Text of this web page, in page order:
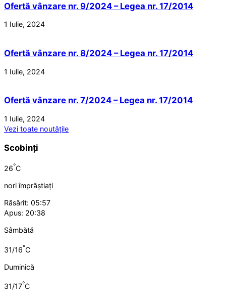
Ofertă vânzare nr. 9/2024 – Legea nr. 17/2014
1 Iulie, 2024
Ofertă vânzare nr. 8/2024 – Legea nr. 17/2014
1 Iulie, 2024
Ofertă vânzare nr. 7/2024 – Legea nr. 17/2014
1 Iulie, 2024
Vezi toate noutățile
Scobinți
26°C
nori împrăștiați
Răsărit: 05:57
Apus: 20:38
Sâmbătă
31/16°C
Duminică
31/17°C